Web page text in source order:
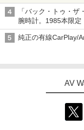
「バック・トゥ・
腕時計。1985本限定
純正の有線CarPlay/
AV